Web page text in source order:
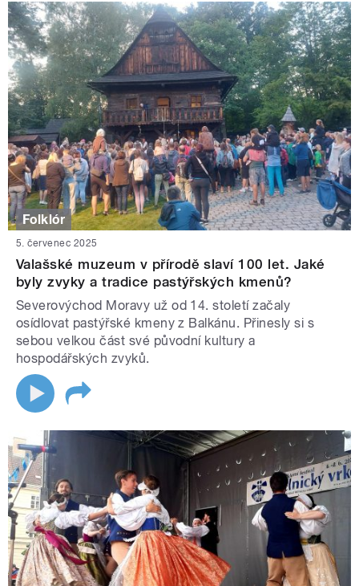
Folklór
5. červenec 2025
Valašské muzeum v přírodě slaví 100 let. Jaké
byly zvyky a tradice pastýřských kmenů?
Severovýchod Moravy už od 14. století začaly
osídlovat pastýřské kmeny z Balkánu. Přinesly si s
sebou velkou část své původní kultury a
hospodářských zvyků.